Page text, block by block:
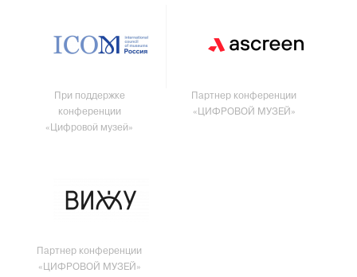
При поддержке
конференции
«Цифровой музей»
Партнер конференции
«ЦИФРОВОЙ МУЗЕЙ»
Партнер конференции
«ЦИФРОВОЙ МУЗЕЙ»